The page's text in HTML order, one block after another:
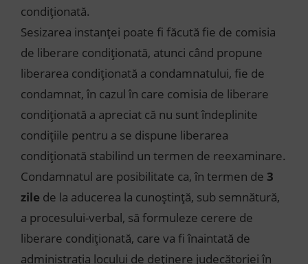
condiționată.
Sesizarea instanței poate fi făcută fie de comisia
de liberare condiționată, atunci când propune
liberarea condiționată a condamnatului, fie de
condamnat, în cazul în care comisia de liberare
condiționată a apreciat că nu sunt îndeplinite
condițiile pentru a se dispune liberarea
condiționată stabilind un termen de reexaminare.
Condamnatul are posibilitate ca, în termen de 3
zile de la aducerea la cunoștință, sub semnătură,
a procesului-verbal, să formuleze cerere de
liberare condiționată, care va fi înaintată de
administrația locului de deținere judecătoriei în